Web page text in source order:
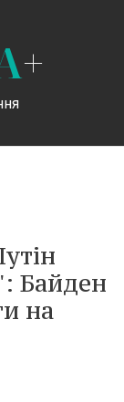
+
Байден
на